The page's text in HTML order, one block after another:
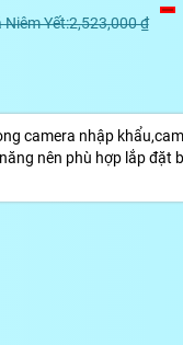
Niêm Yết:2,523,000 ₫
camera nhập
nên phù hợp lắp đặt